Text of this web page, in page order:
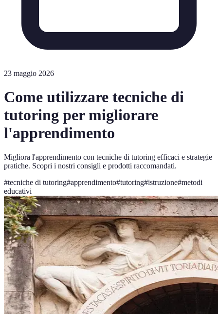
23 maggio 2026
Come utilizzare tecniche di
tutoring per migliorare
l'apprendimento
Migliora l'apprendimento con tecniche di tutoring efficaci e strategie
pratiche. Scopri i nostri consigli e prodotti raccomandati.
#tecniche di tutoring#apprendimento#tutoring#istruzione#metodi
educativi